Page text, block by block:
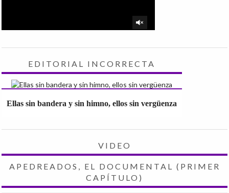
EDITORIAL INCORRECTA
Ellas sin bandera y sin himno, ellos sin vergüenza
VIDEO
APEDREADOS, EL DOCUMENTAL (PRIMER
CAPÍTULO)